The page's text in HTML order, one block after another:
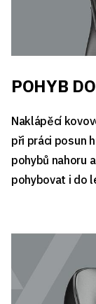
POHYB
Naklápěcí
při práci posun
pohybů nahoru
pohybovat i do